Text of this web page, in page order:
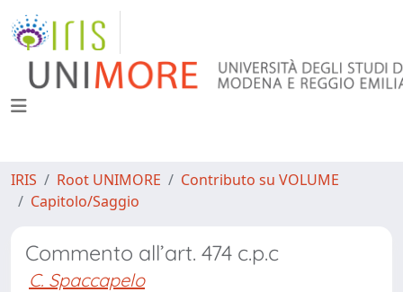
IRIS Root UNIMORE
Contributo su VOLUME
Capitolo/Saggio
Commento all’art. 474 c.p.c
C. Spaccapelo